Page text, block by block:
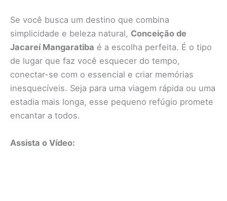
Se você busca um destino que combina
simplicidade e beleza natural, Conceição de
Jacareí Mangaratiba é a escolha perfeita. É o tipo
de lugar que faz você esquecer do tempo,
conectar-se com o essencial e criar memórias
inesquecíveis. Seja para uma viagem rápida ou uma
estadia mais longa, esse pequeno refúgio promete
encantar a todos.
Assista o Vídeo: